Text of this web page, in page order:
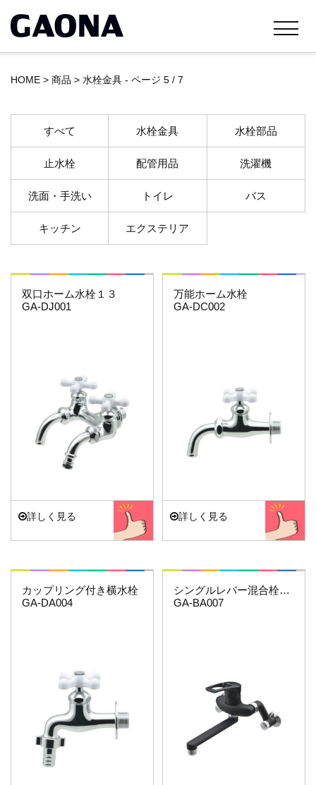
HOME > 商品 > 水栓金具 - ページ 5 / 7
すべて 水栓金具 水栓部品
止水栓 配管用品 洗濯機
洗面・手洗い トイレ バス
キッチン エクステリア
これエエやん
双口ホーム水栓１３
GA-DJ001
詳しく見る
これエエやん
万能ホーム水栓
GA-DC002
詳しく見る
カップリング付き横水栓
GA-DA004
シングルレバー混合栓（マットブラック）
GA-BA007